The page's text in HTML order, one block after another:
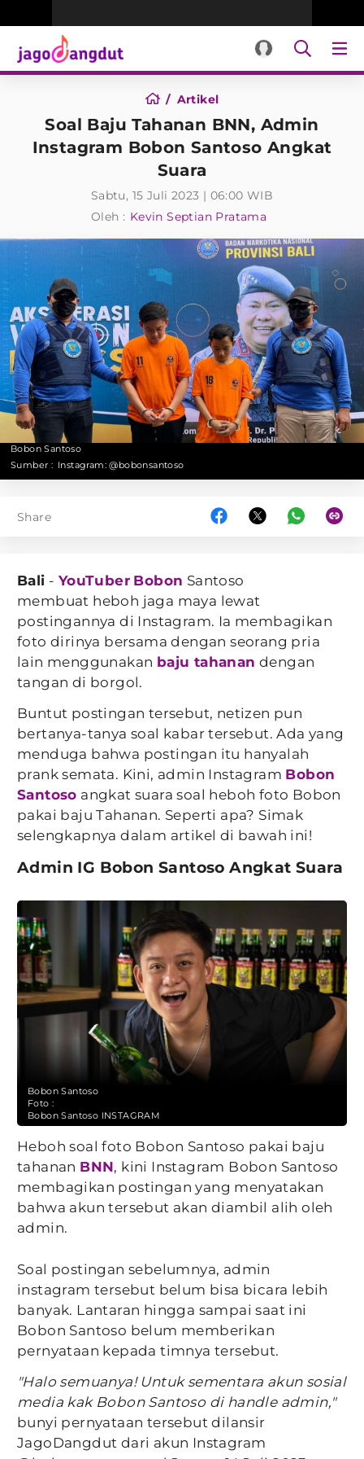
Artikel
Soal Baju Tahanan BNN, Admin
Instagram Bobon Santoso Angkat
Suara
Sabtu, 15 Juli 2023 | 06:00 WIB
Oleh : Kevin Septian Pratama
Bobon Santoso
Sumber : Instagram: @bobonsantoso
Share
Bali - YouTuber Bobon Santoso
membuat heboh jaga maya lewat
postingannya di Instagram. Ia membagikan
foto dirinya bersama dengan seorang pria
lain menggunakan baju tahanan dengan
tangan di borgol.
Buntut postingan tersebut, netizen pun
bertanya-tanya soal kabar tersebut. Ada yang
menduga bahwa postingan itu hanyalah
prank semata. Kini, admin Instagram Bobon
Santoso angkat suara soal heboh foto Bobon
pakai baju Tahanan. Seperti apa? Simak
selengkapnya dalam artikel di bawah ini!
Admin IG Bobon Santoso Angkat Suara
Bobon Santoso
Foto :
Bobon Santoso INSTAGRAM
Heboh soal foto Bobon Santoso pakai baju
tahanan BNN, kini Instagram Bobon Santoso
membagikan postingan yang menyatakan
bahwa akun tersebut akan diambil alih oleh
admin.
Soal postingan sebelumnya, admin
instagram tersebut belum bisa bicara lebih
banyak. Lantaran hingga sampai saat ini
Bobon Santoso belum memberikan
pernyataan kepada timnya tersebut.
"Halo semuanya! Untuk sementara akun sosial
media kak Bobon Santoso di handle admin,"
bunyi pernyataan tersebut dilansir
JagoDangdut dari akun Instagram